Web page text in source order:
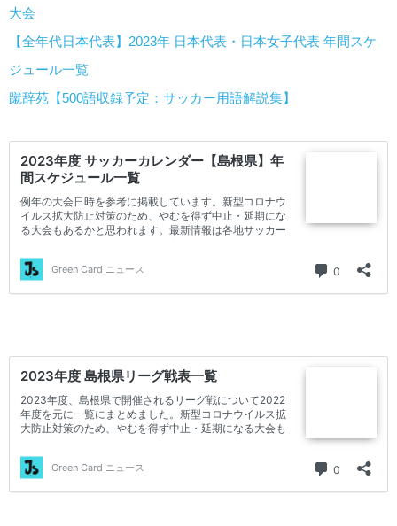
大会
【全年代日本代表】2023年 日本代表・日本女子代表 年間スケ
ジュール一覧
蹴辞苑【500語収録予定：サッカー用語解説集】